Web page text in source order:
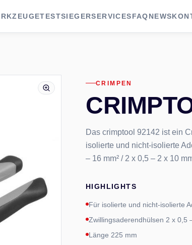
TESTSIEGERSERVICESFAQNEWS
CRIMPEN
Das crimptool 92142 ist ein
isolierte und nicht-isolierte
– 16 mm² / 2 x 0,5 – 2 x 10
HIGHLIGHTS
Für isolierte und nicht-isolierte
Zwillingsaderendhülsen 2 x 0,5
Länge 225 mm